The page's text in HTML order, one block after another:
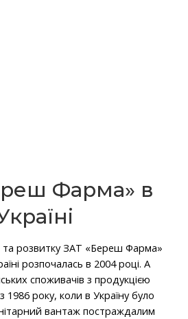
Фарма» в
та розвитку ЗАТ «Береш Фарма»
розпочалась в 2004 році. А
споживачів з продукцією
1986 року, коли в Україну було
вантаж постраждалим